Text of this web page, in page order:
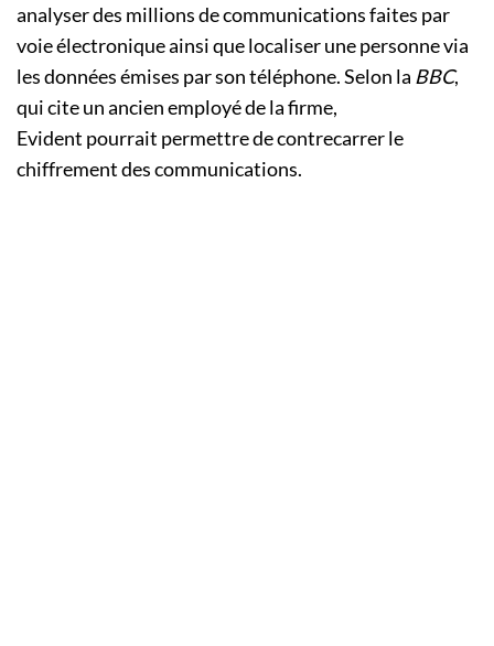
analyser des millions de communications faites par
voie électronique ainsi que localiser une personne via
les données émises par son téléphone. Selon la BBC,
qui cite un ancien employé de la firme,
Evident pourrait permettre de contrecarrer le
chiffrement des communications.